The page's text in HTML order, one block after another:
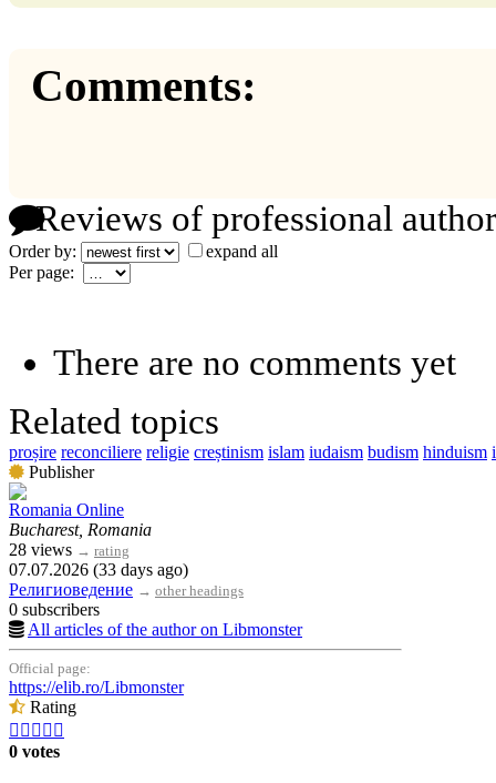
Comments:
Reviews of professional
Order by:
expand all
Per page:
There are no comments yet
Related topics
proșire reconciliere religie creștinism islam iudaism budism hinduism
Publisher
Romania Online
Bucharest, Romania
28 views → rating
07.07.2026 (33 days ago)
Религиоведение → other headings
0 subscribers
All articles of the author on Libmonster
Official page:
https://elib.ro/Libmonster
Rating
    
0 votes